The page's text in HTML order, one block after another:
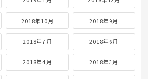
2018年10月 2018年9月
2018年7月 2018年6月
2018年4月 2018年3月